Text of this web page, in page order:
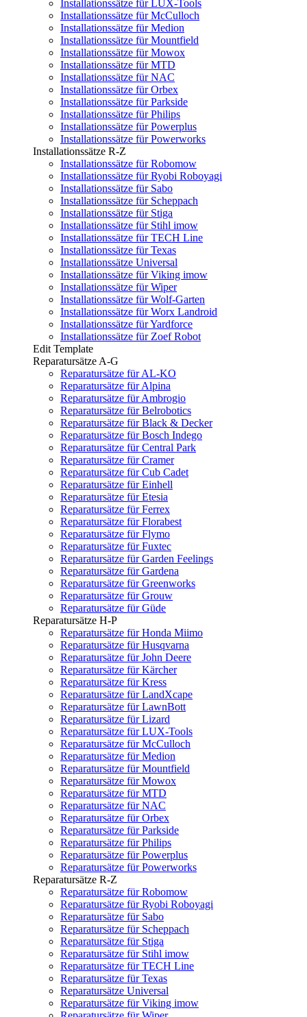
Installationssätze für LUX-Tools
Installationssätze für McCulloch
Installationssätze für Medion
Installationssätze für Mountfield
Installationssätze für Mowox
Installationssätze für MTD
Installationssätze für NAC
Installationssätze für Orbex
Installationssätze für Parkside
Installationssätze für Philips
Installationssätze für Powerplus
Installationssätze für Powerworks
Installationssätze R-Z
Installationssätze für Robomow
Installationssätze für Ryobi Roboyagi
Installationssätze für Sabo
Installationssätze für Scheppach
Installationssätze für Stiga
Installationssätze für Stihl imow
Installationssätze für TECH Line
Installationssätze für Texas
Installationssätze Universal
Installationssätze für Viking imow
Installationssätze für Wiper
Installationssätze für Wolf-Garten
Installationssätze für Worx Landroid
Installationssätze für Yardforce
Installationssätze für Zoef Robot
Edit Template
Reparatursätze A-G
Reparatursätze für AL-KO
Reparatursätze für Alpina
Reparatursätze für Ambrogio
Reparatursätze für Belrobotics
Reparatursätze für Black & Decker
Reparatursätze für Bosch Indego
Reparatursätze für Central Park
Reparatursätze für Cramer
Reparatursätze für Cub Cadet
Reparatursätze für Einhell
Reparatursätze für Etesia
Reparatursätze für Ferrex
Reparatursätze für Florabest
Reparatursätze für Flymo
Reparatursätze für Fuxtec
Reparatursätze für Garden Feelings
Reparatursätze für Gardena
Reparatursätze für Greenworks
Reparatursätze für Grouw
Reparatursätze für Güde
Reparatursätze H-P
Reparatursätze für Honda Miimo
Reparatursätze für Husqvarna
Reparatursätze für John Deere
Reparatursätze für Kärcher
Reparatursätze für Kress
Reparatursätze für LandXcape
Reparatursätze für LawnBott
Reparatursätze für Lizard
Reparatursätze für LUX-Tools
Reparatursätze für McCulloch
Reparatursätze für Medion
Reparatursätze für Mountfield
Reparatursätze für Mowox
Reparatursätze für MTD
Reparatursätze für NAC
Reparatursätze für Orbex
Reparatursätze für Parkside
Reparatursätze für Philips
Reparatursätze für Powerplus
Reparatursätze für Powerworks
Reparatursätze R-Z
Reparatursätze für Robomow
Reparatursätze für Ryobi Roboyagi
Reparatursätze für Sabo
Reparatursätze für Scheppach
Reparatursätze für Stiga
Reparatursätze für Stihl imow
Reparatursätze für TECH Line
Reparatursätze für Texas
Reparatursätze Universal
Reparatursätze für Viking imow